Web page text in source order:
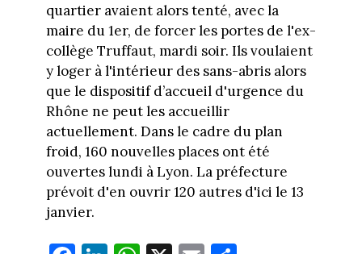
quartier avaient alors tenté, avec la
maire du 1er, de forcer les portes de l'ex-
collège Truffaut, mardi soir. Ils voulaient
y loger à l'intérieur des sans-abris alors
que le dispositif d’accueil d'urgence du
Rhône ne peut les accueillir
actuellement. Dans le cadre du plan
froid, 160 nouvelles places ont été
ouvertes lundi à Lyon. La préfecture
prévoit d'en ouvrir 120 autres d'ici le 13
janvier.